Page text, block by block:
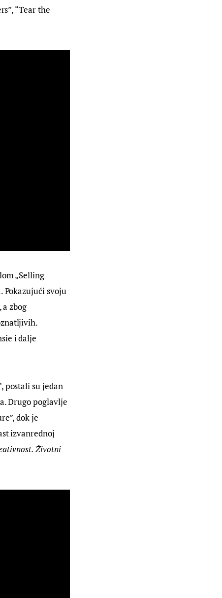
“Tear the
„Selling
Pokazujući svoju
zbog
i dalje
postali su jedan
Drugo poglavlje
dok je
izvanrednoj
Životni